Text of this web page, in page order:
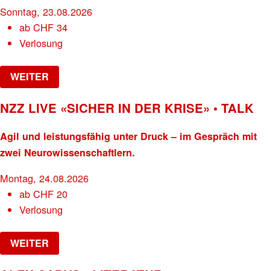
Sonntag, 23.08.2026
abCHF 34
Verlosung
WEITER
NZZ LIVE «SICHER IN DER KRISE» • TALK
Agil und leistungsfähig unter Druck – im Gespräch mit
zwei Neurowissenschaftlern.
Montag, 24.08.2026
abCHF 20
Verlosung
WEITER